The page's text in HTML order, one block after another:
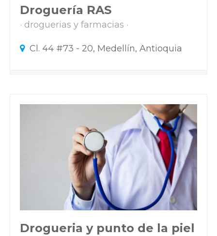
Droguería RAS
droguerias y farmacias
Cl. 44 #73 - 20, Medellín, Antioquia
Drogueria y punto de la piel